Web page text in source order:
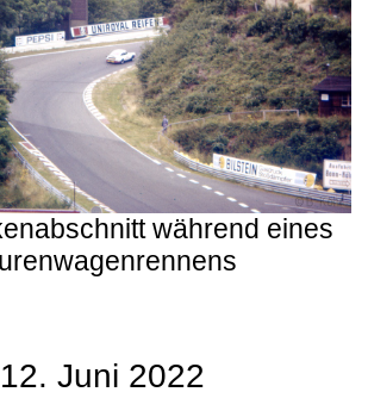
während eines
12. Juni 2022